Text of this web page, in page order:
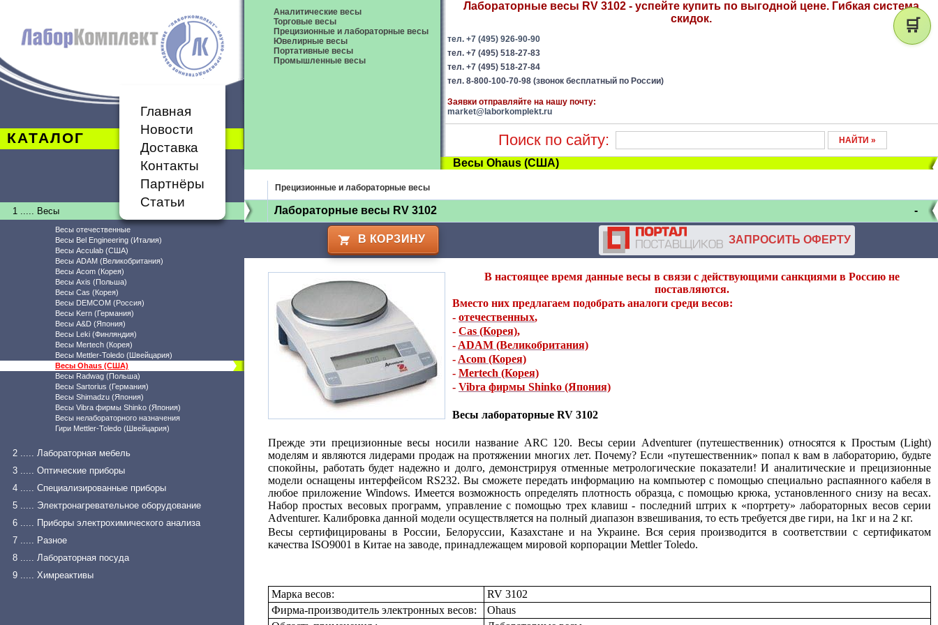
КАТАЛОГ
Главная
Новости
Доставка
Контакты
Партнёры
Статьи
1 ..... Весы
Весы отечественные
Весы Bel Engineering (Италия)
Весы Acculab (США)
Весы ADAM (Великобритания)
Весы Acom (Корея)
Весы Axis (Польша)
Весы Cas (Корея)
Весы DEMCOM (Россия)
Весы Kern (Германия)
Весы A&D (Япония)
Весы Leki (Финляндия)
Весы Mertech (Корея)
Весы Mettler-Toledo (Швейцария)
Весы Ohaus (США)
Весы Radwag (Польша)
Весы Sartorius (Германия)
Весы Shimadzu (Япония)
Весы Vibra фирмы Shinko (Япония)
Весы нелабораторного назначения
Гири Mettler-Toledo (Швейцария)
2 ..... Лабораторная мебель
3 ..... Оптические приборы
4 ..... Специализированные приборы
5 ..... Электронагревательное оборудование
6 ..... Приборы электрохимического анализа
7 ..... Разное
8 ..... Лабораторная посуда
9 ..... Химреактивы
Аналитические весы
Торговые весы
Прецизионные и лабораторные весы
Ювелирные весы
Портативные весы
Промышленные весы
Лабораторные весы RV 3102 - успейте купить по выгодной цене. Гибкая система
скидок.
тел. +7 (495) 926-90-90
тел. +7 (495) 518-27-83
тел. +7 (495) 518-27-84
тел. 8-800-100-70-98 (звонок бесплатный по России)
Заявки отправляйте на нашу почту:
market@laborkomplekt.ru
Поиск по сайту:
Весы Ohaus (США)
Прецизионные и лабораторные весы
Лабораторные весы RV 3102 -
В КОРЗИНУ ЗАПРОСИТЬ ОФЕРТУ
В настоящее время данные весы в связи с действующими санкциями в Россию не
поставляются.
Вместо них предлагаем подобрать аналоги среди весов:
- отечественных,
- Cas (Корея),
- ADAM (Великобритания)
- Acom (Корея)
- Mertech (Корея)
- Vibra фирмы Shinko (Япония)
Весы лабораторные RV 3102
Прежде эти прецизионные весы носили название ARC 120. Весы серии Adventurer (путешественник) относятся к Простым (Light)
моделям и являются лидерами продаж на протяжении многих лет. Почему? Если «путешественник» попал к вам в лабораторию, будьте
спокойны, работать будет надежно и долго, демонстрируя отменные метрологические показатели! И аналитические и прецизионные
модели оснащены интерфейсом RS232. Вы сможете передать информацию на компьютер с помощью специально распаянного кабеля в
любое приложение Windows. Имеется возможность определять плотность образца, с помощью крюка, установленного снизу на весах.
Набор простых весовых программ, управление с помощью трех клавиш - последний штрих к «портрету» лабораторных весов серии
Adventurer. Калибровка данной модели осуществляется на полный диапазон взвешивания, то есть требуется две гири, на 1кг и на 2 кг.
Весы сертифицированы в России, Белоруссии, Казахстане и на Украине. Вся серия производится в соответствии с сертификатом
качества ISO9001 в Китае на заводе, принадлежащем мировой корпорации Mettler Toledo.
Марка весов:
RV 3102
Фирма-производитель электронных весов:
Ohaus
🛒